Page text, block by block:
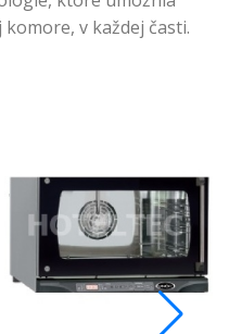
v každej časti.